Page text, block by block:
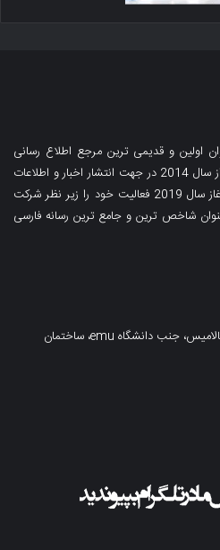
اولین و قدیمی ترین مرجع اطلاع رسانی
فارسی زبان در قبرس فعالیت خود را از سال 2014 در جهت انتشار اخبار و اطلاعات
در حوزه های مختلف آغاز کرده و از آغاز سال 2019 فعالیت خود را زیر نظر شرکت
شاخص ترین و جامع ترین رسانه فارسی
قبرس شمالی، فاماگوستا، خیابان سالامیس، جنب دانشگاه emu، ساختمان